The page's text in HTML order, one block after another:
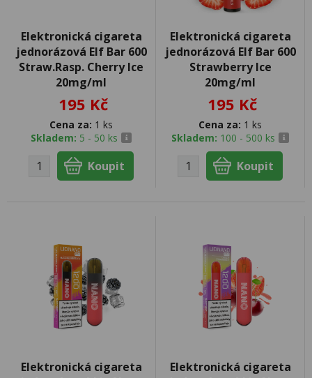
Elektronická cigareta
jednorázová Elf Bar 600
Straw.Rasp. Cherry Ice
20mg/ml
195 Kč
Cena za: 1 ks
Skladem: 5 - 50 ks
Elektronická cigareta
jednorázová Elf Bar 600
Strawberry Ice
20mg/ml
195 Kč
Cena za: 1 ks
Skladem: 100 - 500 ks
Elektronická cigareta
Elektronická cigareta